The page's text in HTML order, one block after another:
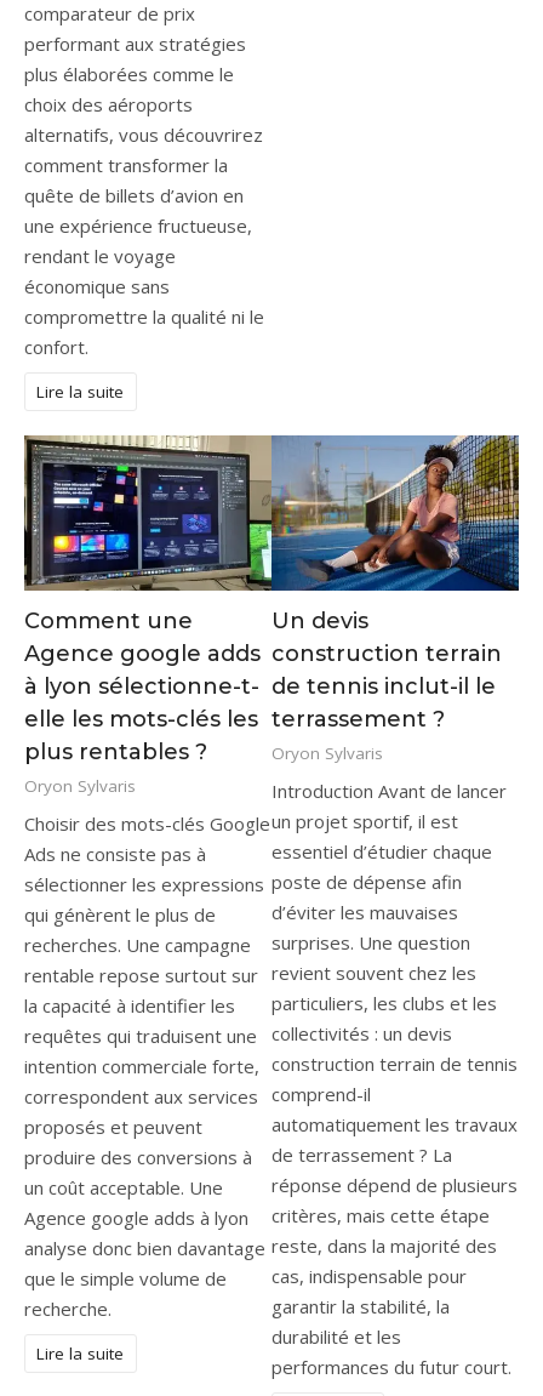
comparateur de prix
performant aux stratégies
plus élaborées comme le
choix des aéroports
alternatifs, vous découvrirez
comment transformer la
quête de billets d’avion en
une expérience fructueuse,
rendant le voyage
économique sans
compromettre la qualité ni le
confort.
Lire la suite
Comment une
Agence google adds
à lyon sélectionne-t-
elle les mots-clés les
plus rentables ?
Oryon Sylvaris
Choisir des mots-clés Google
Ads ne consiste pas à
sélectionner les expressions
qui génèrent le plus de
recherches. Une campagne
rentable repose surtout sur
la capacité à identifier les
requêtes qui traduisent une
intention commerciale forte,
correspondent aux services
proposés et peuvent
produire des conversions à
un coût acceptable. Une
Agence google adds à lyon
analyse donc bien davantage
que le simple volume de
recherche.
Lire la suite
Un devis
construction terrain
de tennis inclut-il le
terrassement ?
Oryon Sylvaris
Introduction Avant de lancer
un projet sportif, il est
essentiel d’étudier chaque
poste de dépense afin
d’éviter les mauvaises
surprises. Une question
revient souvent chez les
particuliers, les clubs et les
collectivités : un devis
construction terrain de tennis
comprend-il
automatiquement les travaux
de terrassement ? La
réponse dépend de plusieurs
critères, mais cette étape
reste, dans la majorité des
cas, indispensable pour
garantir la stabilité, la
durabilité et les
performances du futur court.